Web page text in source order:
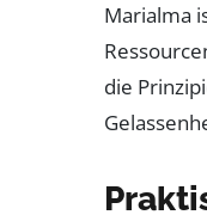
Marialma
die